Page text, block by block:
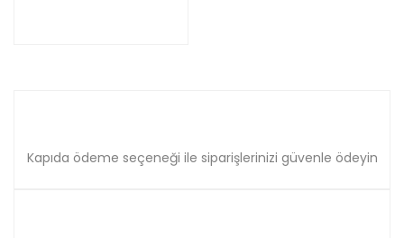
Kapıda ödeme seçeneği ile siparişlerinizi güvenle ödeyin